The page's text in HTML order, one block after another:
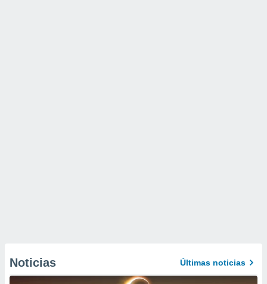
Noticias Últimas noticias